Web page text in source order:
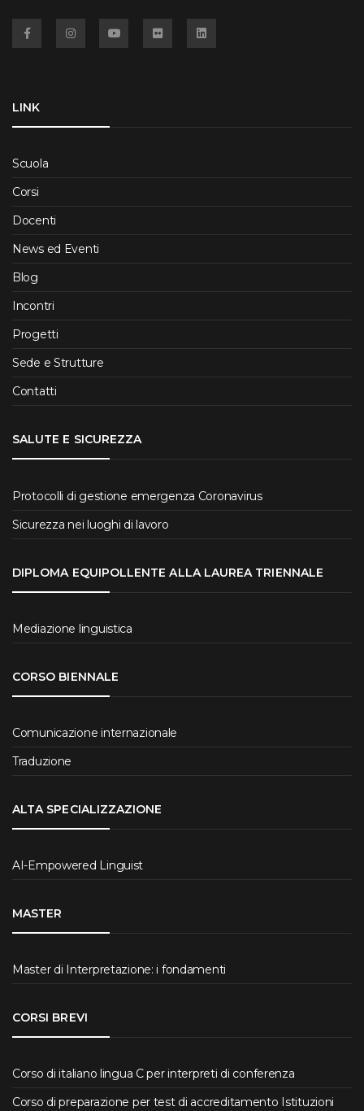
LINK
Scuola
Corsi
Docenti
News ed Eventi
Blog
Incontri
Progetti
Sede e Strutture
Contatti
SALUTE E SICUREZZA
Protocolli di gestione emergenza Coronavirus
Sicurezza nei luoghi di lavoro
DIPLOMA EQUIPOLLENTE ALLA LAUREA TRIENNALE
Mediazione linguistica
CORSO BIENNALE
Comunicazione internazionale
Traduzione
ALTA SPECIALIZZAZIONE
AI-Empowered Linguist
MASTER
Master di Interpretazione: i fondamenti
CORSI BREVI
Corso di italiano lingua C per interpreti di conferenza
Corso di preparazione per test di accreditamento Istituzioni